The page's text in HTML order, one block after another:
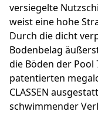
versiegelte
weist eine hohe
Durch die dicht
Bodenbelag
die Böden der Pool
patentierten
CLASSEN
schwimmender